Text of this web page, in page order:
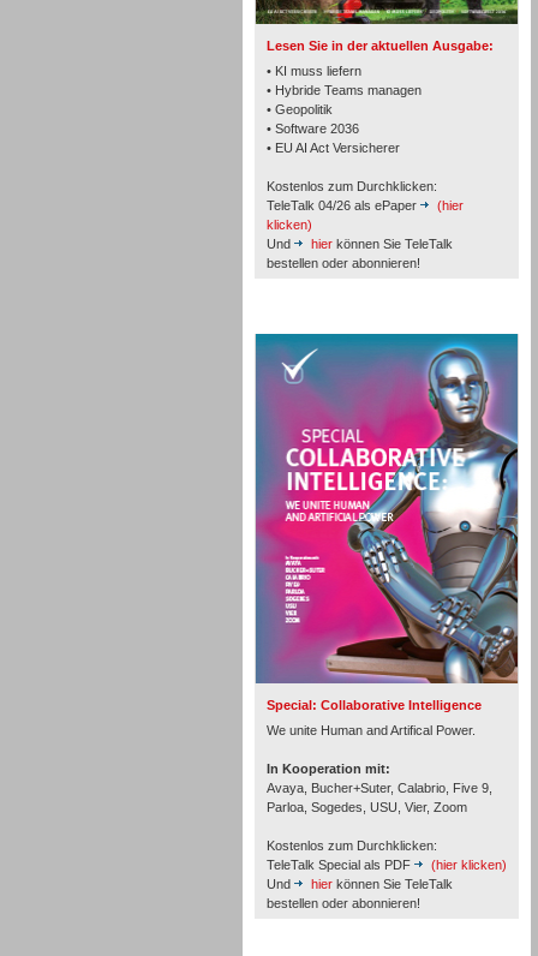
Lesen Sie in der aktuellen Ausgabe:
• KI muss liefern
• Hybride Teams managen
• Geopolitik
• Software 2036
• EU AI Act Versicherer
Kostenlos zum Durchklicken:
TeleTalk 04/26 als ePaper
(hier
klicken)
Und
hier können Sie TeleTalk
bestellen oder abonnieren!
Special: Collaborative Intelligence
We unite Human and Artifical Power.
In Kooperation mit:
Avaya, Bucher+Suter, Calabrio, Five 9,
Parloa, Sogedes, USU, Vier, Zoom
Kostenlos zum Durchklicken:
TeleTalk Special als PDF
(hier klicken)
Und
hier können Sie TeleTalk
bestellen oder abonnieren!
Workforce-Management
Personal
Inbound